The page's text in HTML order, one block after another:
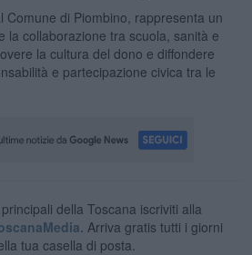
Comune di Piombino, rappresenta un
la collaborazione tra scuola, sanità e
la cultura del dono e diffondere
e partecipazione civica tra le
della Toscana iscriviti alla
Arriva gratis tutti i giorni
tua casella di posta.